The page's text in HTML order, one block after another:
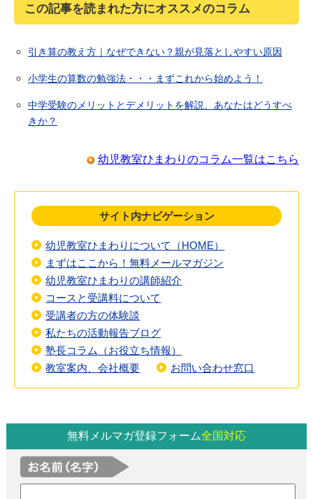
この記事を読まれた方にオススメのコラム
引き算の教え方｜なぜできない？親が見落としやすい原因
小学生の算数の勉強法・・・まずこれから始めよう！
中学受験のメリットとデメリットを解説、あなたはどうすべ
きか？
幼児教室ひまわりのコラム一覧はこちら
サイト内ナビゲーション
幼児教室ひまわりについて（HOME）
まずはここから！無料メールマガジン
幼児教室ひまわりの講師紹介
コースと受講料について
受講者の方の体験談
私たちの活動報告ブログ
塾長コラム（お役立ち情報）
教室案内、会社概要
お問い合わせ窓口
無料メルマガ登録フォーム全国対応